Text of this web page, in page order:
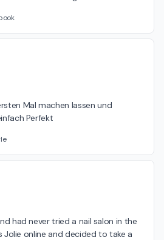
Mal machen lassen und
Perfekt
had never tried a nail salon in the
Jolie online and decided to take a